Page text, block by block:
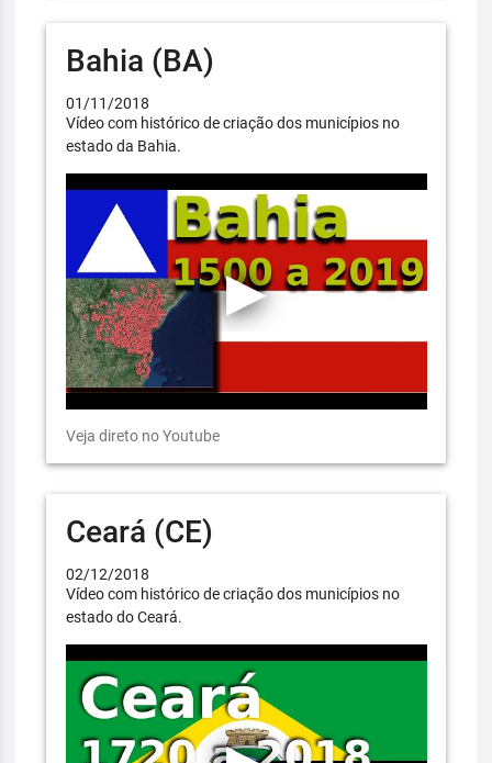
Bahia (BA)
01/11/2018
Vídeo com histórico de criação dos municípios no
estado da Bahia.
Veja direto no Youtube
Ceará (CE)
02/12/2018
Vídeo com histórico de criação dos municípios no
estado do Ceará.